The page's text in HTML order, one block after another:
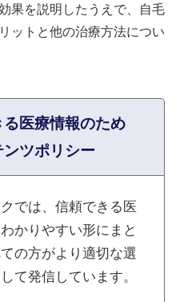
果を説明したうえで、自毛
ットと他の治療方法につい
医療情報のため
ツポリシー
では、信頼できる医
かりやすい形にまと
の方がより適切な選
て発信しています。